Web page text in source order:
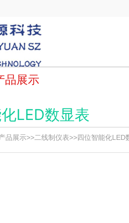
品展示
LED数显表
品展示>>二线制仪表>>四位智能化LED